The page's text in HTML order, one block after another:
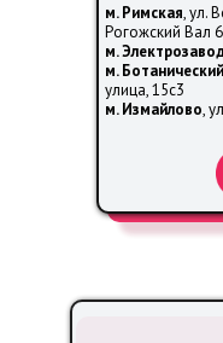
м. Римская, ул.
Рогожский Вал
м.
м.
улица, 15с3
м. Измайлово,